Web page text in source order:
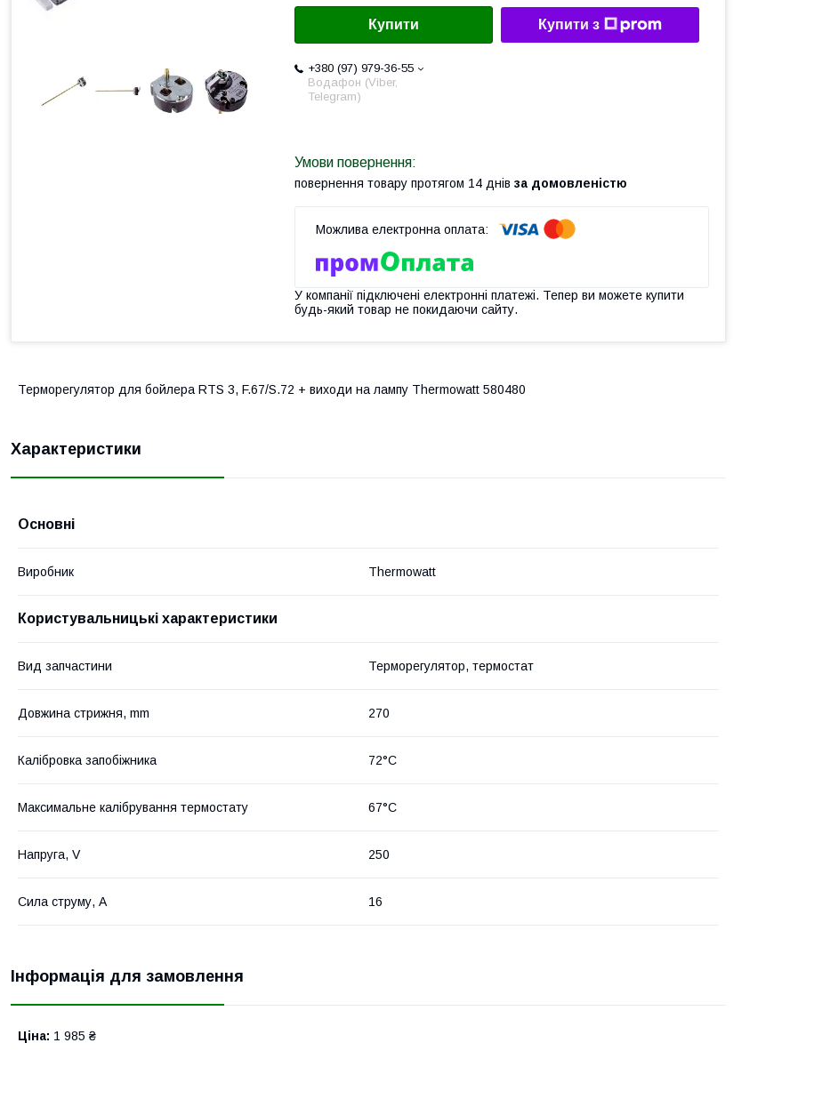
Купити Купити з
+380 (97) 979-36-55
Водафон (Viber,
Telegram)
повернення товару протягом 14 днів за домовленістю
У компанії підключені електронні платежі. Тепер ви можете купити
будь-який товар не покидаючи сайту.
Терморегулятор для бойлера RTS 3, F.67/S.72 + виходи на лампу Thermowatt 580480
Характеристики
Основні
Виробник Thermowatt
Користувальницькі характеристики
Вид запчастини Терморегулятор, термостат
Довжина стрижня, mm 270
Калібровка запобіжника 72°C
Максимальне калібрування термостату 67°C
Напруга, V 250
Сила струму, A 16
Інформація для замовлення
Ціна: 1 985 ₴